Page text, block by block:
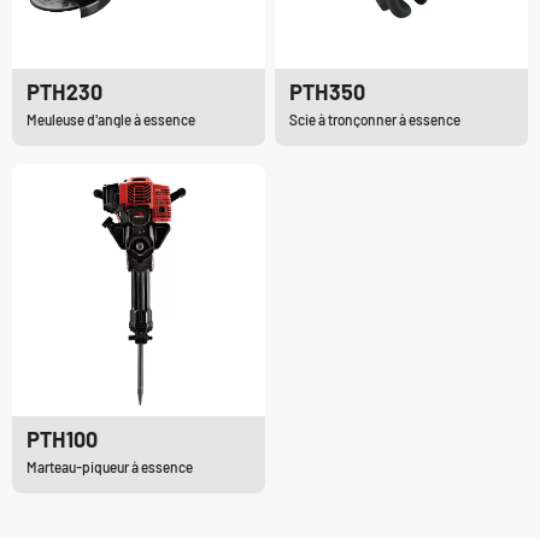
PTH230
Meuleuse d'angle à essence
PTH350
Scie à tronçonner à essence
PTH100
Marteau-piqueur à essence